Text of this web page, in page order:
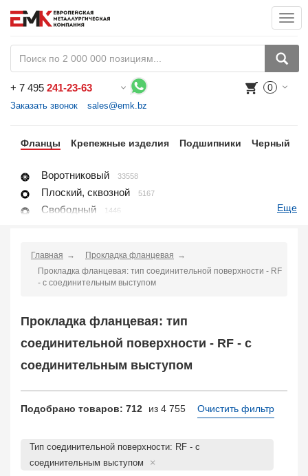
+ 7 495 241-23-63
Заказать звонок sales@emk.bz
0
Фланцы Крепежные изделия Подшипники Черный
Воротниковый 33558
Плоский, сквозной 5167
Свободный 1446
Резьбовой 1650
Воротниковый удлиненный
Отбортовка, втулка, кольцо
Прокладка фланцевая 4755
Заказать в 1 клик
Еще
Главная
Прокладка фланцевая
Прокладка фланцевая: тип соединительной поверхности - RF
- с соединительным выступом
Прокладка фланцевая: тип
соединительной поверхности - RF - с
соединительным выступом
Подобрано товаров: 712 из 4 755 Очистить фильтр
Тип соединительной поверхности: RF - с
соединительным выступом